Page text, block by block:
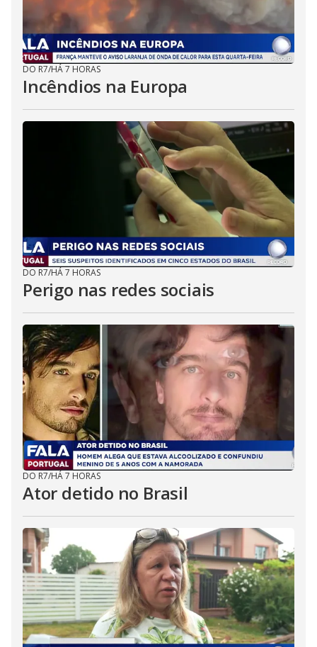
DO R7/HÁ 7 HORAS
Incêndios na Europa
DO R7/HÁ 7 HORAS
Perigo nas redes sociais
DO R7/HÁ 7 HORAS
Ator detido no Brasil